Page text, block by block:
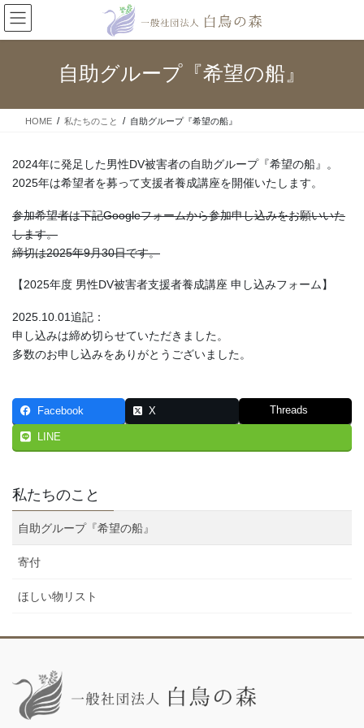
コ
ン
テ
ス
ナ
ビ
ゲ
ン
自助グループ『希望の船』
HOME 私たちのこと 自助グループ『希望の船』
2024年に発足した男性DV被害者の自助グループ『希望の船』。
2025年は希望者を募って支援者養成講座を開催いたします。
参加希望者は下記Googleフォームから参加申し込みをお願いいた
します。
締切は2025年9月30日です。
【2025年度 男性DV被害者支援者養成講座 申し込みフォーム】
2025.10.01追記：
申し込みは締め切らせていただきました。
多数のお申し込みをありがとうございました。
Facebook X Threads
LINE
私たちのこと
自助グループ『希望の船』
寄付
ほしい物リスト